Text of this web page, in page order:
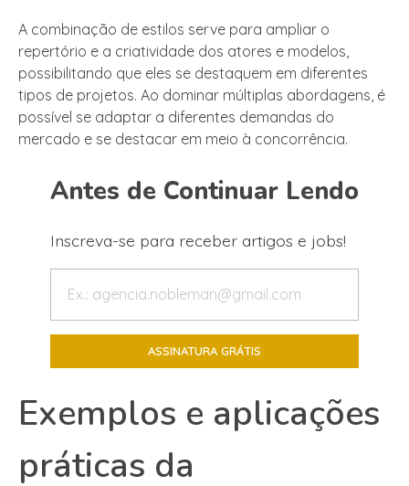
A combinação de estilos serve para ampliar o
repertório e a criatividade dos atores e modelos,
possibilitando que eles se destaquem em diferentes
tipos de projetos. Ao dominar múltiplas abordagens, é
possível se adaptar a diferentes demandas do
mercado e se destacar em meio à concorrência.
Antes de Continuar Lendo
Inscreva-se para receber artigos e jobs!
Exemplos e aplicações
práticas da